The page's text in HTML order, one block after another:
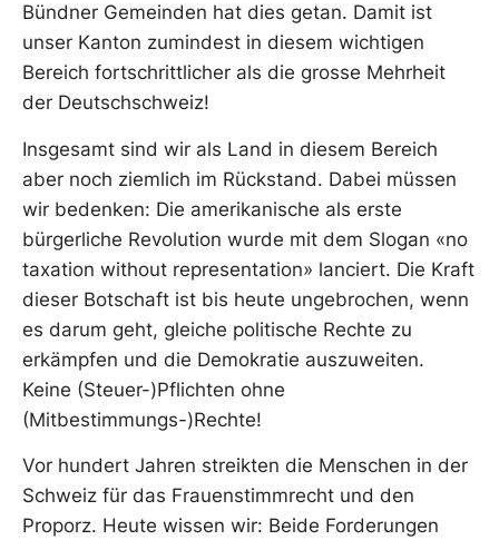
Bündner Gemeinden hat dies getan. Damit ist
unser Kanton zumindest in diesem wichtigen
Bereich fortschrittlicher als die grosse Mehrheit
der Deutschschweiz!
Insgesamt sind wir als Land in diesem Bereich
aber noch ziemlich im Rückstand. Dabei müssen
wir bedenken: Die amerikanische als erste
bürgerliche Revolution wurde mit dem Slogan «no
taxation without representation» lanciert. Die Kraft
dieser Botschaft ist bis heute ungebrochen, wenn
es darum geht, gleiche politische Rechte zu
erkämpfen und die Demokratie auszuweiten.
Keine (Steuer-)Pflichten ohne
(Mitbestimmungs-)Rechte!
Vor hundert Jahren streikten die Menschen in der
Schweiz für das Frauenstimmrecht und den
Proporz. Heute wissen wir: Beide Forderungen